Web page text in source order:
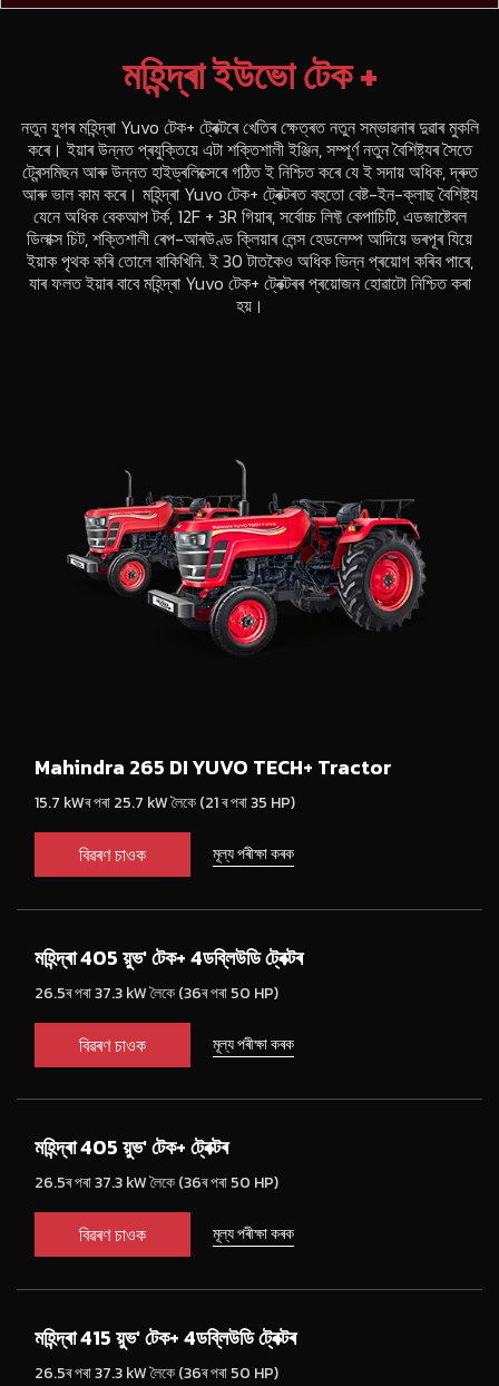
মহিন্দ্ৰা ইউভো টেক +
নতুন যুগৰ মহিন্দ্ৰা Yuvo টেক+ ট্ৰেক্টৰে খেতিৰ ক্ষেত্ৰত নতুন সম্ভাৱনাৰ দুৱাৰ মুকলি
কৰে। ইয়াৰ উন্নত প্ৰযুক্তিয়ে এটা শক্তিশালী ইঞ্জিন, সম্পূৰ্ণ নতুন বৈশিষ্ট্যৰ সৈতে
ট্ৰেন্সমিছন আৰু উন্নত হাইড্ৰলিক্সেৰে গঠিত ই নিশ্চিত কৰে যে ই সদায় অধিক, দ্ৰুত
আৰু ভাল কাম কৰে। মহিন্দ্ৰা Yuvo টেক+ ট্ৰেক্টৰত বহুতো বেষ্ট-ইন-ক্লাছ বৈশিষ্ট্য
যেনে অধিক বেকআপ টৰ্ক, 12F + 3R গিয়াৰ, সৰ্বোচ্চ লিফ্ট কেপাচিটি, এডজাষ্টেবল
ডিলাক্স চিট, শক্তিশালী ৰেপ-আৰউণ্ড ক্লিয়াৰ লেন্স হেডলেম্প আদিয়ে ভৰপূৰ যিয়ে
ইয়াক পৃথক কৰি তোলে বাকিখিনি. ই 30 টাতকৈও অধিক ভিন্ন প্ৰয়োগ কৰিব পাৰে,
যাৰ ফলত ইয়াৰ বাবে মহিন্দ্ৰা Yuvo টেক+ ট্ৰেক্টৰৰ প্ৰয়োজন হোৱাটো নিশ্চিত কৰা
হয়।
Mahindra 265 DI YUVO TECH+ Tractor
15.7 kWৰ পৰা 25.7 kW লৈকে (21 ৰ পৰা 35 HP)
বিৱৰণ চাওক মূল্য পৰীক্ষা কৰক
মহিন্দ্ৰা 405 য়ুভ' টেক+ 4ডব্লিউডি ট্ৰেক্টৰ
26.5ৰ পৰা 37.3 kW লৈকে (36ৰ পৰা 50 HP)
বিৱৰণ চাওক মূল্য পৰীক্ষা কৰক
মহিন্দ্ৰা 405 য়ুভ' টেক+ ট্ৰেক্টৰ
26.5ৰ পৰা 37.3 kW লৈকে (36ৰ পৰা 50 HP)
বিৱৰণ চাওক মূল্য পৰীক্ষা কৰক
মহিন্দ্ৰা 415 য়ুভ' টেক+ 4ডব্লিউডি ট্ৰেক্টৰ
26.5ৰ পৰা 37.3 kW লৈকে (36ৰ পৰা 50 HP)